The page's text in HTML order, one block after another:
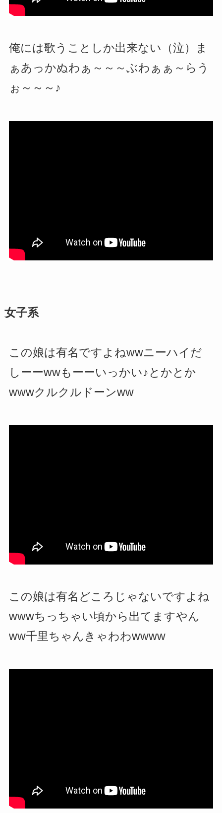
俺には歌うことしか出来ない（泣）ま
ぁあっかぬわぁ～～～ぶわぁぁ～らう
ぉ～～～♪
女子系
この娘は有名ですよねwwニーハイだ
しーーwwもーーいっかい♪とかとか
wwwクルクルドーンww
この娘は有名どころじゃないですよね
wwwちっちゃい頃から出てますやん
ww千里ちゃんきゃわわwwww